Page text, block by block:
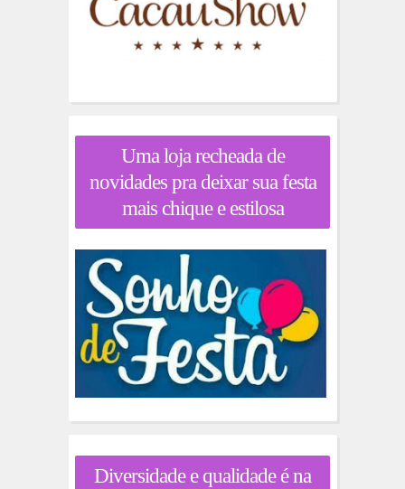
Uma loja recheada de
novidades pra deixar sua festa
mais chique e estilosa
Diversidade e qualidade é na